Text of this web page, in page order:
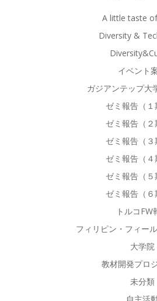
A little taste
Diversity &
イベント
ガジアンテップ大
ゼミ報告（１
ゼミ報告（２
ゼミ報告（３
ゼミ報告（４
ゼミ報告（５
ゼミ報告（６
トルコFW
フィリピン・フィー
大学院
教材開発プロ
未分類